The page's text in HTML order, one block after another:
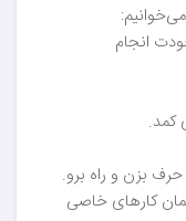
انجام
کمد.
حرف بزن و راه برو.
کارهای خاصی